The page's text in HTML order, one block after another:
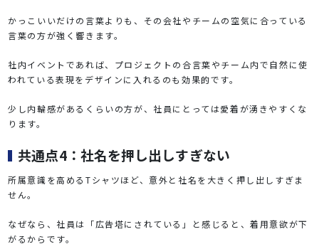
かっこいいだけの言葉よりも、その会社やチームの空気に合っている
言葉の方が強く響きます。
社内イベントであれば、プロジェクトの合言葉やチーム内で自然に使
われている表現をデザインに入れるのも効果的です。
少し内輪感があるくらいの方が、社員にとっては愛着が湧きやすくな
ります。
共通点4：社名を押し出しすぎない
所属意識を高めるTシャツほど、意外と社名を大きく押し出しすぎま
せん。
なぜなら、社員は「広告塔にされている」と感じると、着用意欲が下
がるからです。